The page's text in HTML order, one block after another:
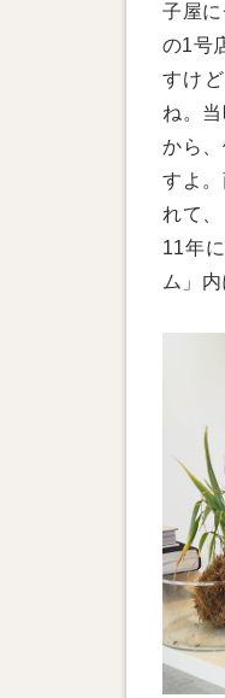
子屋
の1号
すけ
ね。
から
すよ
れて
11年
ム」